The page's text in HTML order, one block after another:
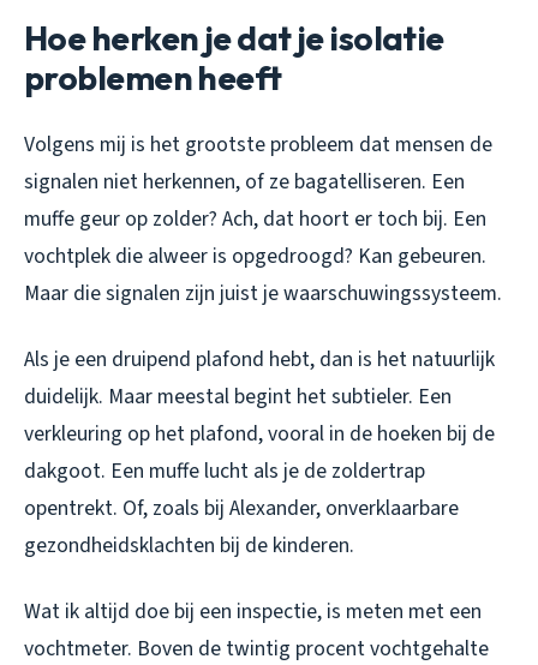
Hoe herken je dat je isolatie
problemen heeft
Volgens mij is het grootste probleem dat mensen de
signalen niet herkennen, of ze bagatelliseren. Een
muffe geur op zolder? Ach, dat hoort er toch bij. Een
vochtplek die alweer is opgedroogd? Kan gebeuren.
Maar die signalen zijn juist je waarschuwingssysteem.
Als je een druipend plafond hebt, dan is het natuurlijk
duidelijk. Maar meestal begint het subtieler. Een
verkleuring op het plafond, vooral in de hoeken bij de
dakgoot. Een muffe lucht als je de zoldertrap
opentrekt. Of, zoals bij Alexander, onverklaarbare
gezondheidsklachten bij de kinderen.
Wat ik altijd doe bij een inspectie, is meten met een
vochtmeter. Boven de twintig procent vochtgehalte